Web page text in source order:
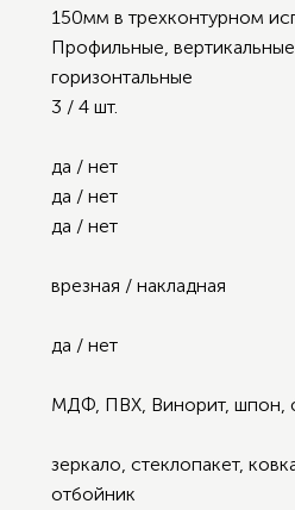
150мм в трехконтурном
Профильные,
горизонтальные
3 / 4 шт.
да / нет
да / нет
да / нет
врезная / накладная
да / нет
МДФ, ПВХ, Винорит, шпон,
зеркало, стеклопакет,
отбойник